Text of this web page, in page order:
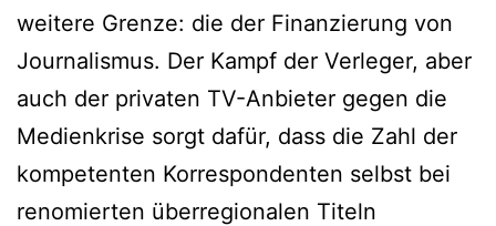
weitere Grenze: die der Finanzierung von
Journalismus. Der Kampf der Verleger, aber
auch der privaten TV-Anbieter gegen die
Medienkrise sorgt dafür, dass die Zahl der
kompetenten Korrespondenten selbst bei
renomierten überregionalen Titeln